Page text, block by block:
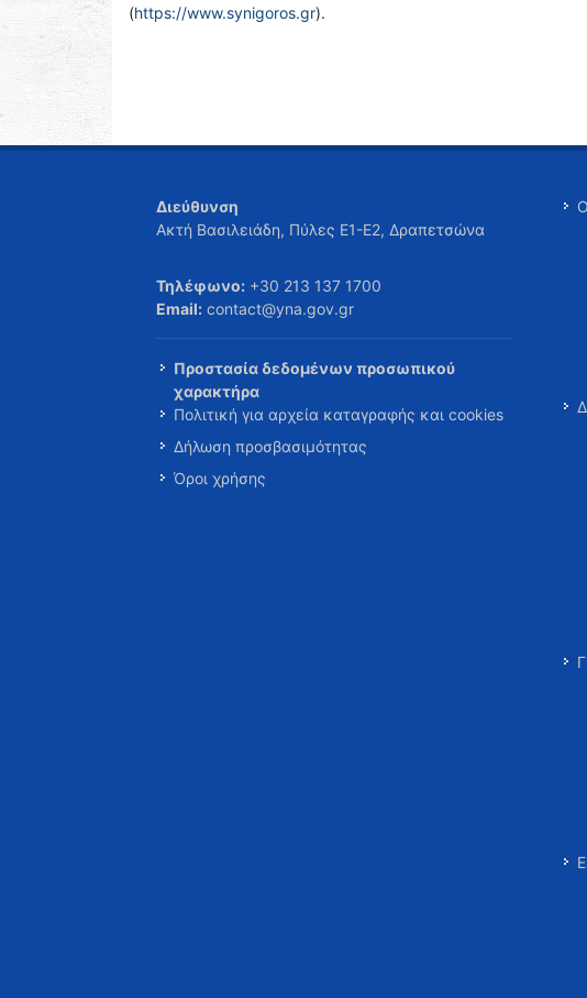
(https://www.synigoros.gr).
Διεύθυνση
Ακτή Βασιλειάδη, Πύλες Ε1-Ε2, Δραπετσώνα
Τηλέφωνο: +30 213 137 1700
Email: contact@yna.gov.gr
Προστασία δεδομένων προσωπικού
χαρακτήρα
Πολιτική για αρχεία καταγραφής και cookies
Δήλωση προσβασιμότητας
Όροι χρήσης